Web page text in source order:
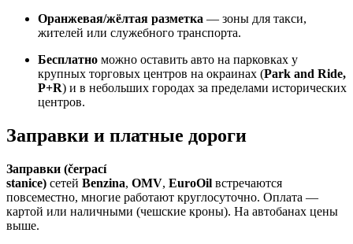
Оранжевая/жёлтая разметка — зоны для такси,
жителей или служебного транспорта.
Бесплатно можно оставить авто на парковках у
крупных торговых центров на окраинах (Park and Ride,
P+R) и в небольших городах за пределами исторических
центров.
Заправки и платные дороги
Заправки (čerpací
stanice) сетей Benzina, OMV, EuroOil встречаются
повсеместно, многие работают круглосуточно. Оплата —
картой или наличными (чешские кроны). На автобанах цены
выше.